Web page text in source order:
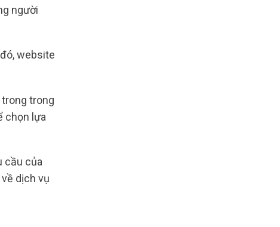
người
website
trong
chọn lựa
cầu của
dịch vụ